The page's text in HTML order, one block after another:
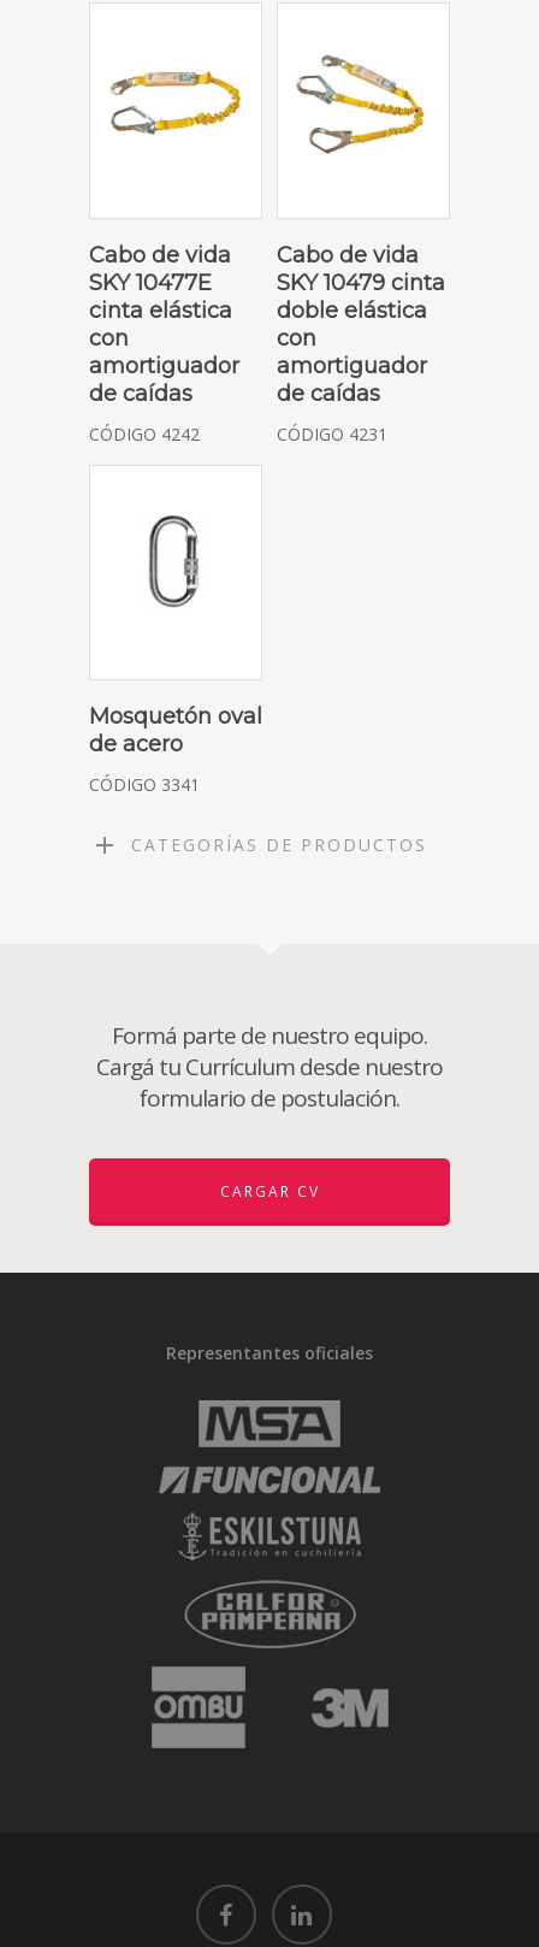
SOLICITAR COTIZACIÓN
Cabo de vida
SKY 10477E
cinta elástica
con
amortiguador
de caídas
CÓDIGO 4242
SOLICITAR COTIZACIÓN
Cabo de vida
SKY 10479 cinta
doble elástica
con
amortiguador
de caídas
CÓDIGO 4231
SOLICITAR COTIZACIÓN
Mosquetón oval
de acero
CÓDIGO 3341
CATEGORÍAS DE PRODUCTOS
Formá parte de nuestro equipo.
Cargá tu Currículum desde nuestro
formulario de postulación.
CARGAR CV
Representantes oficiales